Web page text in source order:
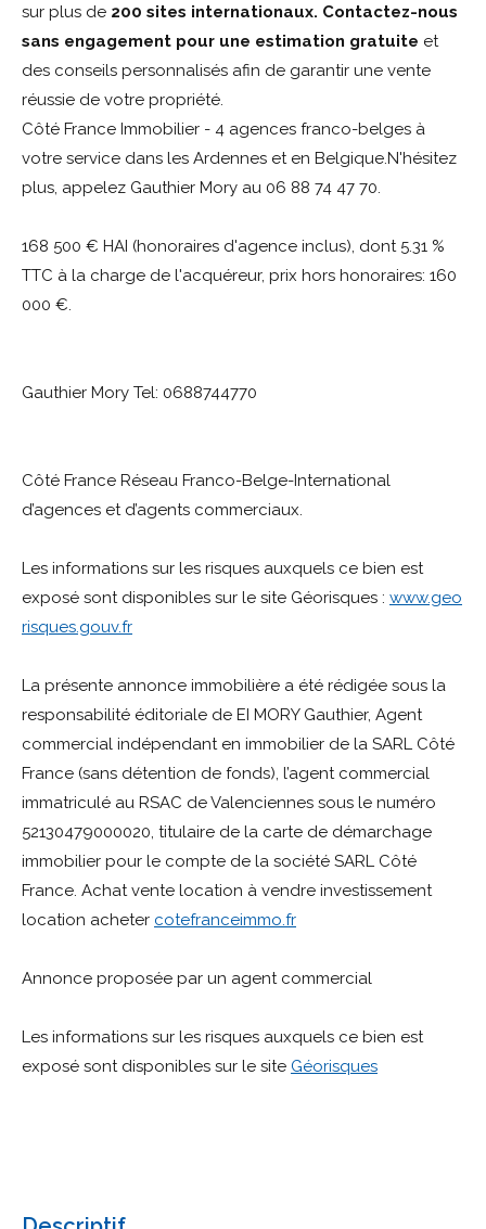
sur plus de 200 sites internationaux. Contactez-nous
sans engagement pour une estimation gratuite et
des conseils personnalisés afin de garantir une vente
réussie de votre propriété.
Côté France Immobilier - 4 agences franco-belges à
votre service dans les Ardennes et en Belgique.N'hésitez
plus, appelez Gauthier Mory au 06 88 74 47 70.
168 500 € HAI (honoraires d'agence inclus), dont 5.31 %
TTC à la charge de l'acquéreur, prix hors honoraires: 160
000 €.
Gauthier Mory Tel: 0688744770
Côté France Réseau Franco-Belge-International
d’agences et d’agents commerciaux.
Les informations sur les risques auxquels ce bien est
exposé sont disponibles sur le site Géorisques : www.geo
risques.gouv.fr
La présente annonce immobilière a été rédigée sous la
responsabilité éditoriale de EI MORY Gauthier, Agent
commercial indépendant en immobilier de la SARL Côté
France (sans détention de fonds), l’agent commercial
immatriculé au RSAC de Valenciennes sous le numéro
52130479000020, titulaire de la carte de démarchage
immobilier pour le compte de la société SARL Côté
France. Achat vente location à vendre investissement
location acheter cotefranceimmo.fr
Annonce proposée par un agent commercial
Les informations sur les risques auxquels ce bien est
exposé sont disponibles sur le site Géorisques